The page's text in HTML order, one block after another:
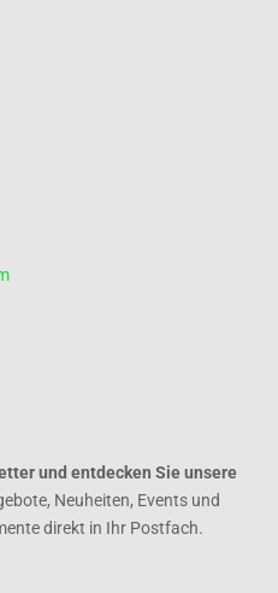
und entdecken Sie unsere
Neuheiten, Events und
direkt in Ihr Postfach.